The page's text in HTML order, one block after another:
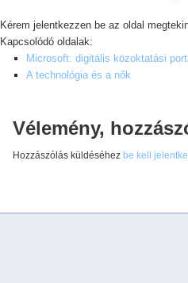
Kérem jelentkezzen be az oldal
Kapcsolódó oldalak:
Microsoft: digitális közoktatási
A technológia és a nők
Vélemény,
Hozzászólás küldéséhez be kell